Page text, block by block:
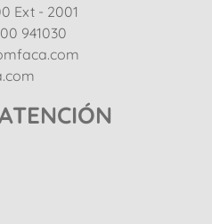
Ext - 2001
941030